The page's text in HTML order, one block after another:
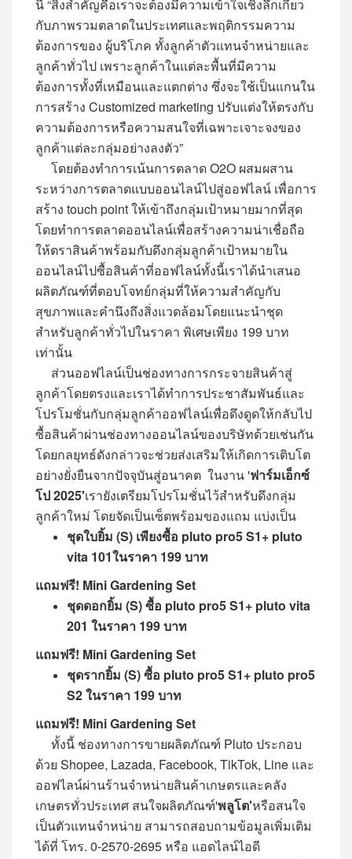
นี้ “สิ่งสำคัญคือเราจะต้องมีความเข้าใจเชิงลึกเกี่ยว
กับภาพรวมตลาดในประเทศและพฤติกรรมความ
ต้องการของ ผู้บริโภค ทั้งลูกค้าตัวแทนจำหน่ายและ
ลูกค้าทั่วไป เพราะลูกค้าในแต่ละพื้นที่มีความ
ต้องการทั้งที่เหมือนและแตกต่าง ซึ่งจะใช้เป็นแกนใน
การสร้าง Customized marketing ปรับแต่งให้ตรงกับ
ความต้องการหรือความสนใจที่เฉพาะเจาะจงของ
ลูกค้าแต่ละกลุ่มอย่างลงตัว”
โดยต้องทำการเน้นการตลาด O2O ผสมผสาน
ระหว่างการตลาดแบบออนไลน์ไปสู่ออฟไลน์ เพื่อการ
สร้าง touch point ให้เข้าถึงกลุ่มเป้าหมายมากที่สุด
โดยทำการตลาดออนไลน์เพื่อสร้างความน่าเชื่อถือ
ให้ตราสินค้าพร้อมกับดึงกลุ่มลูกค้าเป้าหมายใน
ออนไลน์ไปซื้อสินค้าที่ออฟไลน์ทั้งนี้เราได้นำเสนอ
ผลิตภัณฑ์ที่ตอบโจทย์กลุ่มที่ให้ความสำคัญกับ
สุขภาพและคำนึงถึงสิ่งแวดล้อมโดยแนะนำชุด
สำหรับลูกค้าทั่วไปในราคา พิเศษเพียง 199 บาท
เท่านั้น
ส่วนออฟไลน์เป็นช่องทางการกระจายสินค้าสู่
ลูกค้าโดยตรงและเราได้ทำการประชาสัมพันธ์และ
โปรโมชั่นกับกลุ่มลูกค้าออฟไลน์เพื่อดึงดูดให้กลับไป
ซื้อสินค้าผ่านช่องทางออนไลน์ของบริษัทด้วยเช่นกัน
โดยกลยุทธ์ดังกล่าวจะช่วยส่งเสริมให้เกิดการเติบโต
อย่างยั่งยืนจากปัจจุบันสู่อนาคต ในงาน 'ฟาร์มเอ็กซ์
โป 2025'เรายังเตรียมโปรโมชั่นไว้สำหรับดึงกลุ่ม
ลูกค้าใหม่ โดยจัดเป็นเซ็ตพร้อมของแถม แบ่งเป็น
ชุดใบยิ้ม (S) เพียงซื้อ pluto pro5 S1+ pluto
vita 101ในราคา 199 บาท
แถมฟรี! Mini Gardening Set
ชุดดอกยิ้ม (S) ซื้อ pluto pro5 S1+ pluto vita
201 ในราคา 199 บาท
แถมฟรี! Mini Gardening Set
ชุดรากยิ้ม (S) ซื้อ pluto pro5 S1+ pluto pro5
S2 ในราคา 199 บาท
แถมฟรี! Mini Gardening Set
ทั้งนี้ ช่องทางการขายผลิตภัณฑ์ Pluto ประกอบ
ด้วย Shopee, Lazada, Facebook, TikTok, Line และ
ออฟไลน์ผ่านร้านจำหน่ายสินค้าเกษตรและคลัง
เกษตรทั่วประเทศ สนใจผลิตภัณฑ์'พลูโต'หรือสนใจ
เป็นตัวแทนจำหน่าย สามารถสอบถามข้อมูลเพิ่มเติม
ได้ที่ โทร. 0-2570-2695 หรือ แอดไลน์ไอดี